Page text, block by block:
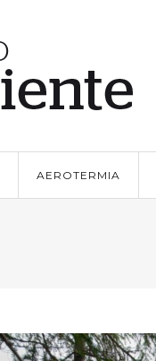
AEROTERMIA